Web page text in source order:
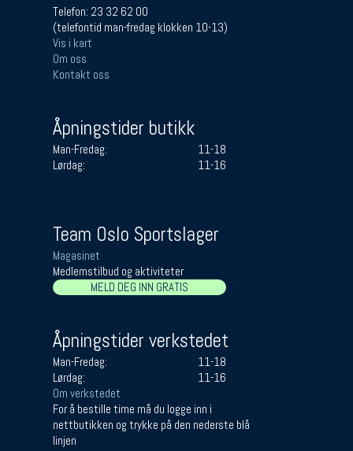
Telefon: 23 32 62 00
(telefontid man-fredag klokken 10-13)
Vis i kart
Om oss
Kontakt oss
Åpningstider butikk
Man-Fredag:
11-18
Lørdag:
11-16
Team Oslo Sportslager
Magasinet
Medlemstilbud og aktiviteter
MELD DEG INN GRATIS
Åpningstider verkstedet
Man-Fredag:
11-18
Lørdag:
11-16
Om verkstedet
For å bestille time må du logge inn i
nettbutikken og trykke på den nederste blå
linjen